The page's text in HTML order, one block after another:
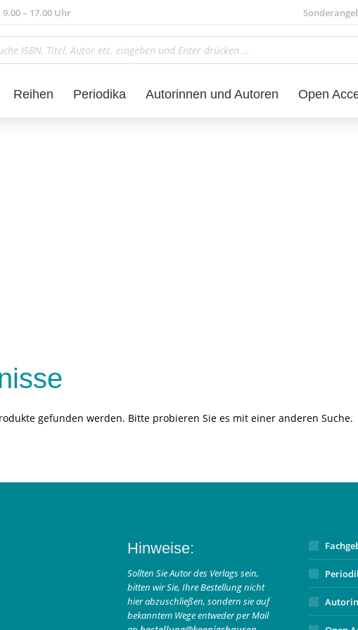
– 17.00 Uhr
Reihen Periodika Autorinnen und Autoren Open
gefunden werden. Bitte probieren Sie es mit einer anderen Suche.
Hinweise:
Sollten Sie Autor des Verlags sein,
bitten wir Sie, Ihre Bestellung nicht
hier abzuschließen, sondern sie auf
bekanntem Wege entweder per Mail